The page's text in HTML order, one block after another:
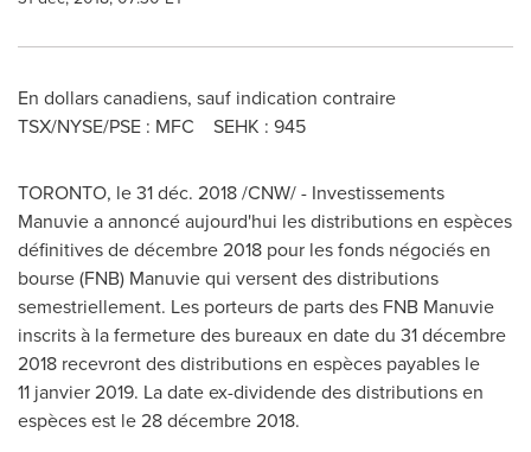
En dollars canadiens, sauf indication contraire
TSX/NYSE/PSE : MFC SEHK : 945
TORONTO, le 31 déc. 2018 /CNW/ - Investissements
Manuvie a annoncé aujourd'hui les distributions en espèces
définitives de décembre 2018 pour les fonds négociés en
bourse (FNB) Manuvie qui versent des distributions
semestriellement. Les porteurs de parts des FNB Manuvie
inscrits à la fermeture des bureaux en date du 31 décembre
2018 recevront des distributions en espèces payables le
11 janvier 2019. La date ex-dividende des distributions en
espèces est le 28 décembre 2018.